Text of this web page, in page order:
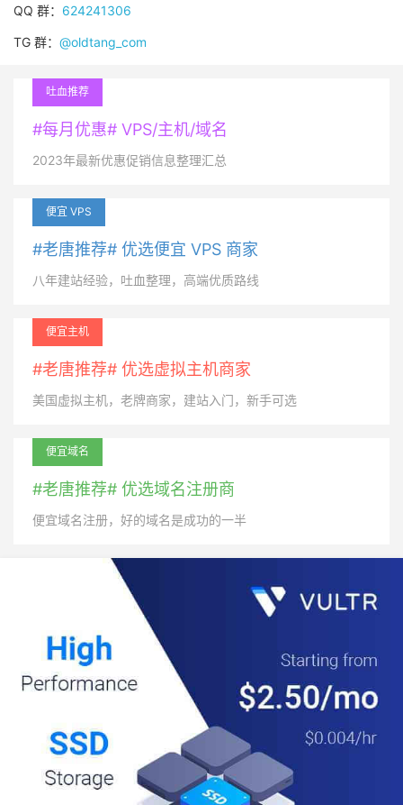
QQ 群： 624241306
TG 群： @oldtang_com
吐血推荐
#每月优惠# VPS/主机/域名
2023年最新优惠促销信息整理汇总
便宜 VPS
#老唐推荐# 优选便宜 VPS 商家
八年建站经验，吐血整理，高端优质路线
便宜主机
#老唐推荐# 优选虚拟主机商家
美国虚拟主机，老牌商家，建站入门，新手可选
便宜域名
#老唐推荐# 优选域名注册商
便宜域名注册，好的域名是成功的一半